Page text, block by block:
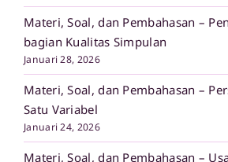
Materi, Soal, dan Pembahasan –
bagian Kualitas Simpulan
Januari 28, 2026
Materi, Soal, dan Pembahasan –
Satu Variabel
Januari 24, 2026
Materi, Soal, dan Pembahasan –